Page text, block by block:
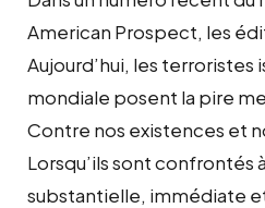
American Prospect, les
Aujourd’hui, les
mondiale posent la pire
Contre nos existences et
Lorsqu’ils sont confrontés
substantielle, immédiate